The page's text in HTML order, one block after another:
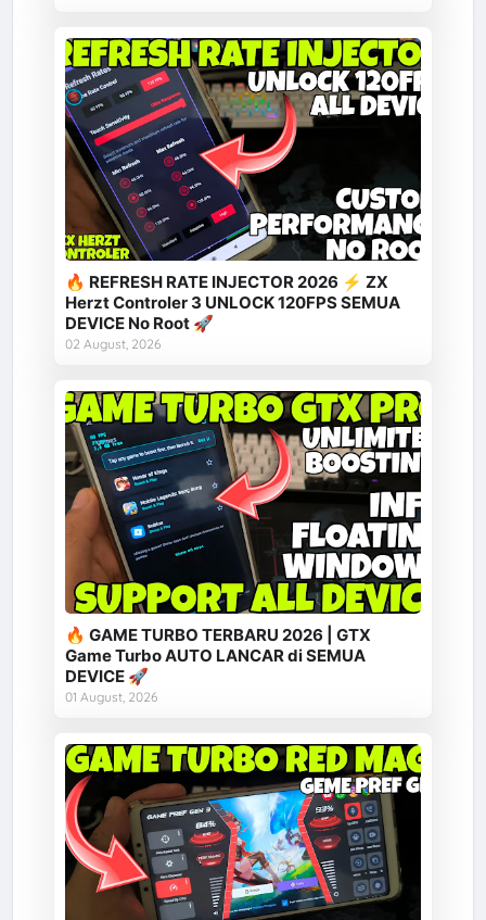
🔥 REFRESH RATE INJECTOR 2026 ⚡ ZX
Herzt Controler 3 UNLOCK 120FPS SEMUA
DEVICE No Root 🚀
02 August, 2026
🔥 GAME TURBO TERBARU 2026 | GTX
Game Turbo AUTO LANCAR di SEMUA
DEVICE 🚀
01 August, 2026